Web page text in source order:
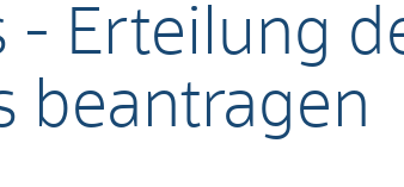
- Erteilung
beantragen